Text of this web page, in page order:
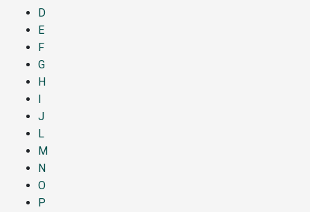
D
E
F
G
H
I
J
L
M
N
O
P